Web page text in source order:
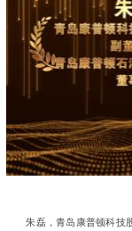
朱磊，青岛康普顿科技股